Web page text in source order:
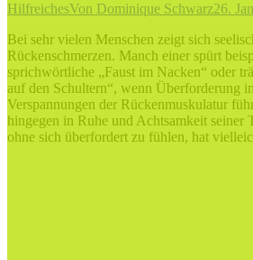
HilfreichesVon Dominique Schwarz26.
Bei sehr vielen Menschen zeigt sich
Rückenschmerzen. Manch einer spürt
sprichwörtliche „Faust im Nacken“ oder
auf den Schultern“, wenn Überforderung
Verspannungen der Rückenmuskulatur
hingegen in Ruhe und Achtsamkeit seiner
ohne sich überfordert zu fühlen, hat